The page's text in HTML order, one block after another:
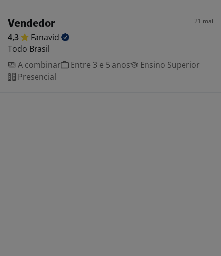
Vendedor 21 mai
4,3
Fanavid
Todo Brasil
A combinar
Entre 3 e 5 anos
Ensino Superior
Presencial